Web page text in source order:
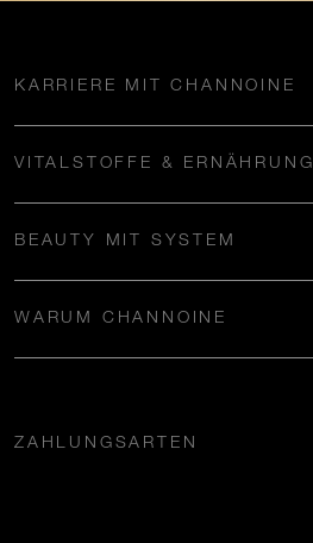
KARRIERE MIT CHANNOINE
VITALSTOFFE & ERNÄHRUNG
BEAUTY MIT SYSTEM
WARUM CHANNOINE
ZAHLUNGSARTEN